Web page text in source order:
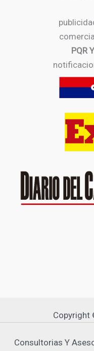
PQR
Copyright
Consultorias Y